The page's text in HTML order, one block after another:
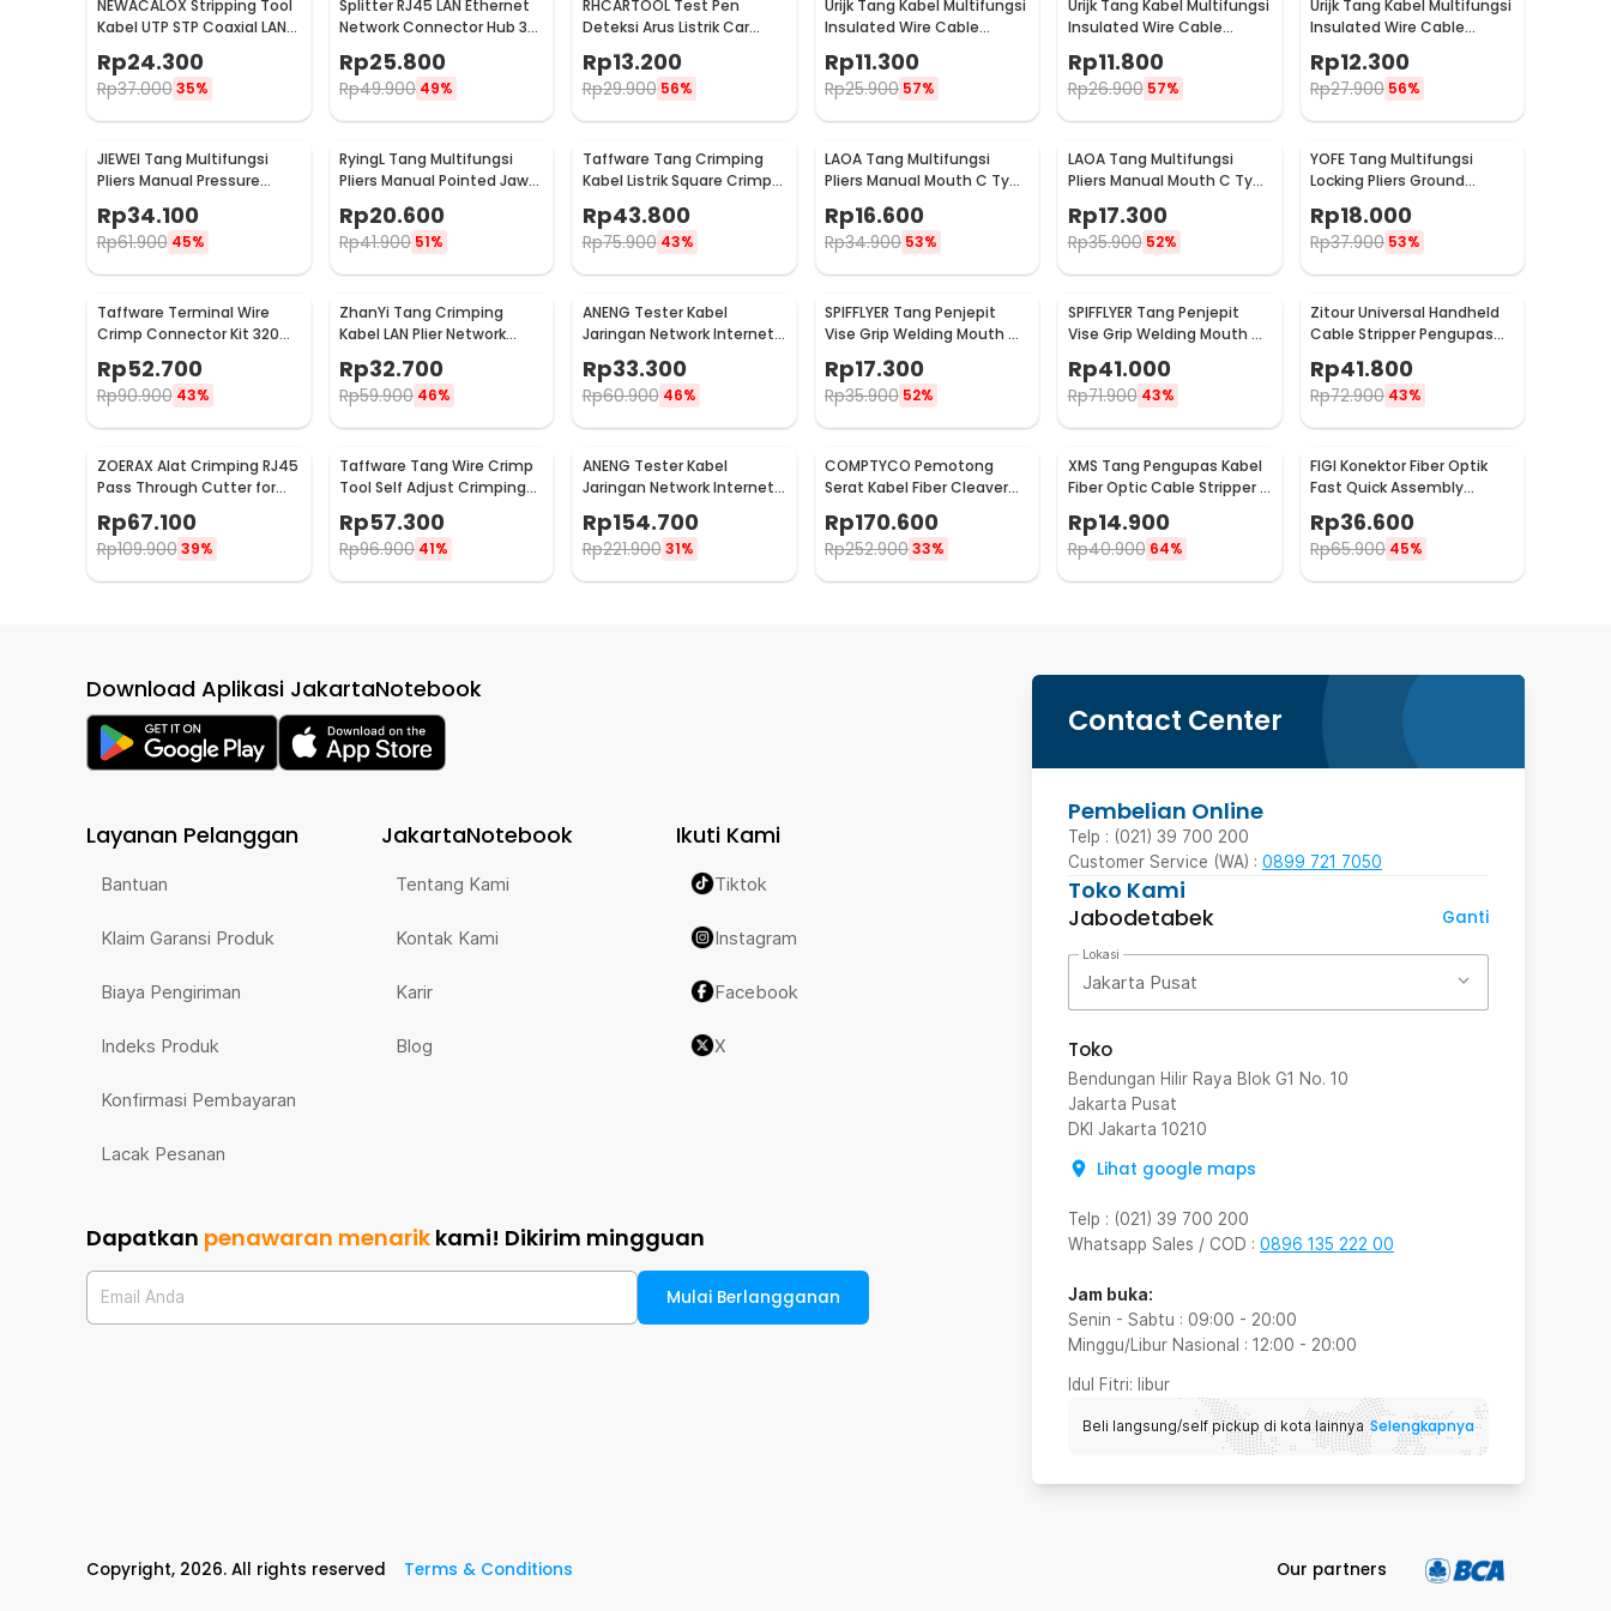
NEWACALOX Stripping Tool
Kabel UTP STP Coaxial LAN
Cable Wire Stripper - HT-
352
Rp24.300
Rp37.000 35%
Splitter RJ45 LAN Ethernet
Network Connector Hub 3
Rp25.800
Rp49.900 49%
RHCARTOOL Test Pen
Deteksi Arus Listrik Car
Voltage Tester DC 6-24V -
ET610
Rp13.200
Rp29.900 56%
Urijk Tang Kabel Multifungsi
Insulated Wire Cable
Cutter Pliers 12.5cm Round
Nose - M2941
Rp11.300
Rp25.900 57%
Urijk Tang Kabel Multifungsi
Insulated Wire Cable
Cutter Pliers 12.5cm Needle
Nose - M2941
Rp11.800
Rp26.900 57%
Urijk Tang Kabel Multifungsi
Insulated Wire Cable
Cutter Pliers 15cm Needle
Nose - M2941
Rp12.300
Rp27.900 56%
JIEWEI Tang Multifungsi
Pliers Manual Pressure
Round Mouth 10 Inch - L90
Rp34.100
Rp61.900 45%
RyingL Tang Multifungsi
Pliers Manual Pointed Jaw
6.5 Inch - L95
Rp20.600
Rp41.900 51%
Taffware Tang Crimping
Kabel Listrik Square Crimp
AWG23-7 0.25-10 mm2 -
HSC8 6-4A
Rp43.800
Rp75.900 43%
LAOA Tang Multifungsi
Pliers Manual Mouth C Type
Needle Nose 5 Inch - L100
Rp16.600
Rp34.900 53%
LAOA Tang Multifungsi
Pliers Manual Mouth C Type
Round Nose 4 Inch - L100
Rp17.300
Rp35.900 52%
YOFE Tang Multifungsi
Locking Pliers Ground
Mouth Lock 5 Inch - X47
Rp18.000
Rp37.900 53%
Taffware Terminal Wire
Crimp Connector Kit 320
Rp52.700
Rp90.900 43%
ZhanYi Tang Crimping
Kabel LAN Plier Network
Cable 3in1 RJ45 RJ11 RJ12 -
HT-315
Rp32.700
Rp59.900 46%
ANENG Tester Kabel
Jaringan Network Internet
Telepon RJ45 RJ11 - M469D
Rp33.300
Rp60.900 46%
SPIFFLYER Tang Penjepit
Vise Grip Welding Mouth C
Clamp 5 Inch - A161
Rp17.300
Rp35.900 52%
SPIFFLYER Tang Penjepit
Vise Grip Welding Mouth C
Rp41.000
Rp71.900 43%
Zitour Universal Handheld
Cable Stripper Pengupas
Kabel Portabel - ZE00
Rp41.800
Rp72.900 43%
ZOERAX Alat Crimping RJ45
Pass Through Cutter for
CAT6 CAT5 CAT5E - 6088
Rp67.100
Rp109.900 39%
Taffware Tang Wire Crimp
Tool Self Adjust Crimping
0.25-6mm2 AWG23-10 -
HSC8 6-6A
Rp57.300
Rp96.900 41%
ANENG Tester Kabel
Jaringan Network Internet
Rp154.700
Rp221.900 31%
COMPTYCO Pemotong
Serat Kabel Fiber Cleaver
Optic Knife 16 Point Blade -
SKL-6C
Rp170.600
Rp252.90033%
XMS Tang Pengupas Kabel
Fiber Optic Cable Stripper 3
Rp14.900
Rp40.900 64%
FIGI Konektor Fiber Optik
Fast Quick Assembly
Connector SC/UPC 10 PCS -
FG010
Rp36.600
Rp65.900 45%
Contact Center
Pembelian Online
Telp : (021) 39 700 200
Customer Service (WA) : 0899 721 7050
Toko Kami
Jabodetabek
Ganti
Lokasi
Jakarta Pusat
Toko
Bendungan Hilir Raya Blok G1 No. 10
Jakarta Pusat
DKI Jakarta 10210
Lihat google maps
Telp : (021) 39 700 200
Whatsapp Sales / COD : 0896 135 222 00
Jam buka:
Senin - Sabtu : 09:00 - 20:00
Minggu/Libur Nasional : 12:00 - 20:00
Idul Fitri: libur
Beli langsung/self pickup di kota lainnya Selengkapnya
Download Aplikasi JakartaNotebook
Layanan Pelanggan
Bantuan
Klaim Garansi Produk
Biaya Pengiriman
Indeks Produk
Konfirmasi Pembayaran
Lacak Pesanan
JakartaNotebook
Tentang Kami
Kontak Kami
Karir
Blog
Ikuti Kami
Tiktok
Instagram
Facebook
X
Dapatkan penawaran menarik kami! Dikirim mingguan
Email Anda Mulai Berlangganan
Copyright, 2026. All rights reserved Terms & Conditions Our partners